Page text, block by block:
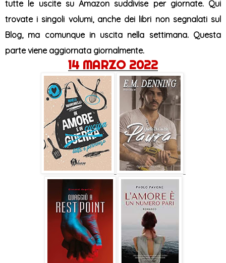
tutte le uscite su Amazon suddivise per giornate. Qui
trovate i singoli volumi, anche dei libri non segnalati sul
Blog, ma comunque in uscita nella settimana. Questa
parte viene aggiornata giornalmente.
14 MARZO 2022